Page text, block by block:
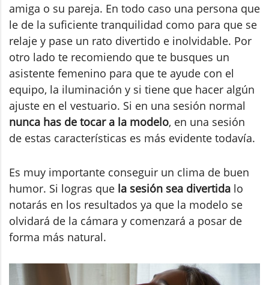
amiga o su pareja. En todo caso una persona que
le de la suficiente tranquilidad como para que se
relaje y pase un rato divertido e inolvidable. Por
otro lado te recomiendo que te busques un
asistente femenino para que te ayude con el
equipo, la iluminación y si tiene que hacer algún
ajuste en el vestuario. Si en una sesión normal
nunca has de tocar a la modelo, en una sesión
de estas características es más evidente todavía.
Es muy importante conseguir un clima de buen
humor. Si logras que la sesión sea divertida lo
notarás en los resultados ya que la modelo se
olvidará de la cámara y comenzará a posar de
forma más natural.